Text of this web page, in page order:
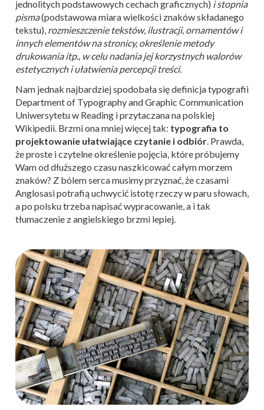
jednolitych podstawowych cechach graficznych) i stopnia
pisma(podstawowa miara wielkości znaków składanego
tekstu), rozmieszczenie tekstów, ilustracji, ornamentów i
innych elementów na stronicy, określenie metody
drukowania itp., w celu nadania jej korzystnych walorów
estetycznych i ułatwienia percepcji treści.
Nam jednak najbardziej spodobała się definicja typografii
Department of Typography and Graphic Communication
Uniwersytetu w Reading i przytaczana na polskiej
Wikipedii. Brzmi ona mniej więcej tak: typografia to
projektowanie ułatwiające czytanie i odbiór. Prawda,
że proste i czytelne określenie pojęcia, które próbujemy
Wam od dłuższego czasu naszkicować całym morzem
znaków? Z bólem serca musimy przyznać, że czasami
Anglosasi potrafią uchwycić istotę rzeczy w paru słowach,
a po polsku trzeba napisać wypracowanie, a i tak
tłumaczenie z angielskiego brzmi lepiej.